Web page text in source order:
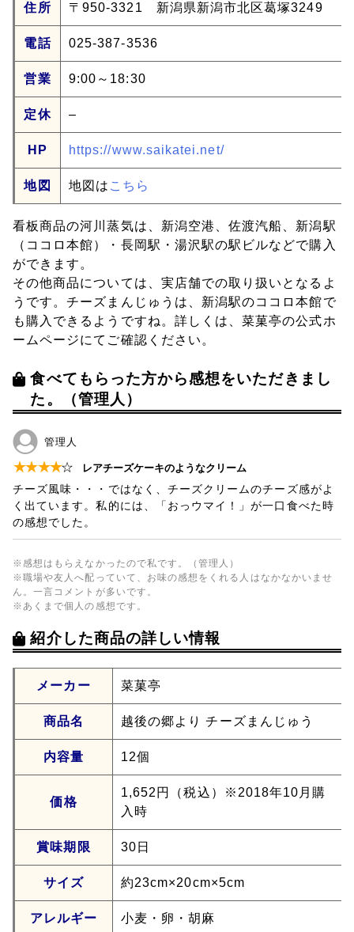
住所 〒950-3321 新潟県新潟市北区葛塚3249
電話 025-387-3536
営業 9:00～18:30
定休 –
HP https://www.saikatei.net/
地図 地図は こちら
看板商品の河川蒸気は、新潟空港、佐渡汽船、新潟駅
（ココロ本館）・長岡駅・湯沢駅の駅ビルなどで購入
ができます。
その他商品については、実店舗での取り扱いとなるよ
うです。チーズまんじゅうは、新潟駅のココロ本館で
も購入できるようですね。詳しくは、菜菓亭の公式ホ
ームページにてご確認ください。
食べてもらった方から感想をいただきまし
た。（管理人）
管理人
★★★★☆ レアチーズケーキのようなクリーム
チーズ風味・・・ではなく、チーズクリームのチーズ感がよ
く出ています。私的には、「おっウマイ！」が一口食べた時
の感想でした。
※感想はもらえなかったので私です。（管理人）
※職場や友人へ配っていて、お味の感想をくれる人はなかなかいませ
ん。一言コメントが多いです。
※あくまで個人の感想です。
紹介した商品の詳しい情報
メーカー 菜菓亭
商品名 越後の郷より チーズまんじゅう
内容量 12個
価格
1,652円（税込）※2018年10月購
入時
賞味期限 30日
サイズ 約23cm×20cm×5cm
アレルギー 小麦・卵・胡麻